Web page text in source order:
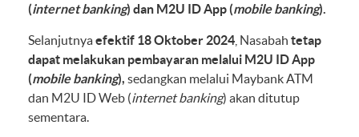
(internet banking) dan M2U ID App (mobile banking).
Selanjutnyaefektif 18 Oktober 2024 , Nasabah tetap
dapat melakukan pembayaran melalui M2U ID App
(mobile banking), sedangkan melalui Maybank ATM
dan M2U ID Web (internet banking) akan ditutup
sementara.